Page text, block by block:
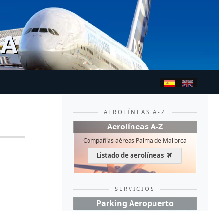
AEROLÍNEAS A-Z
Aerolíneas A-Z
Compañías aéreas Palma de Mallorca
Listado de aerolíneas
SERVICIOS
Parking Aeropuerto